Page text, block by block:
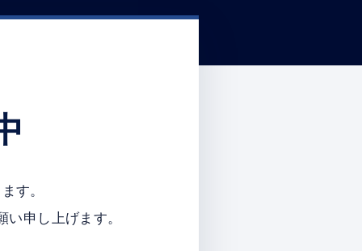
す。
申し上げます。